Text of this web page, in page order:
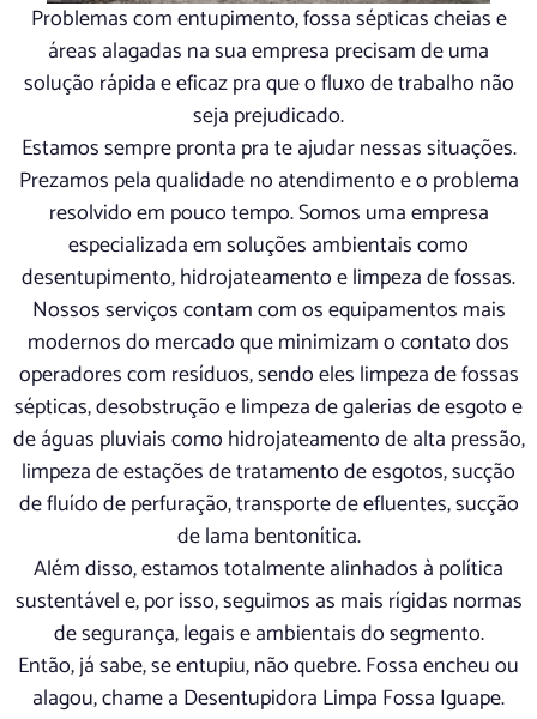
Problemas com entupimento, fossa sépticas cheias e
áreas alagadas na sua empresa precisam de uma
solução rápida e eficaz pra que o fluxo de trabalho não
seja prejudicado.
Estamos sempre pronta pra te ajudar nessas situações.
Prezamos pela qualidade no atendimento e o problema
resolvido em pouco tempo. Somos uma empresa
especializada em soluções ambientais como
desentupimento, hidrojateamento e limpeza de fossas.
Nossos serviços contam com os equipamentos mais
modernos do mercado que minimizam o contato dos
operadores com resíduos, sendo eles limpeza de fossas
sépticas, desobstrução e limpeza de galerias de esgoto e
de águas pluviais como hidrojateamento de alta pressão,
limpeza de estações de tratamento de esgotos, sucção
de fluído de perfuração, transporte de efluentes, sucção
de lama bentonítica.
Além disso, estamos totalmente alinhados à política
sustentável e, por isso, seguimos as mais rígidas normas
de segurança, legais e ambientais do segmento.
Então, já sabe, se entupiu, não quebre. Fossa encheu ou
alagou, chame a Desentupidora Limpa Fossa Iguape.